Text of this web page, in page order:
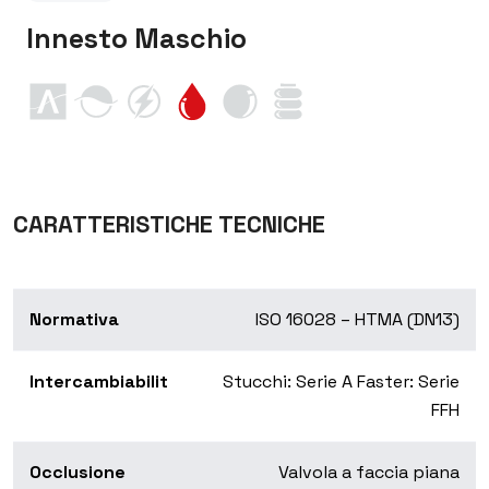
Innesto Maschio
CARATTERISTICHE TECNICHE
Normativa ISO 16028 – HTMA (DN13)
Intercambiabilit
Stucchi: Serie A Faster: Serie
FFH
Occlusione Valvola a faccia piana